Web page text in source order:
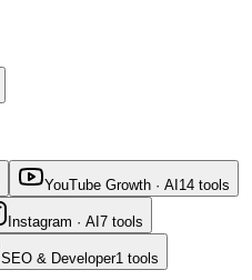
YouTube Growth · AI 14 tools
Instagram · AI 7 tools
SEO & Developer1 tools